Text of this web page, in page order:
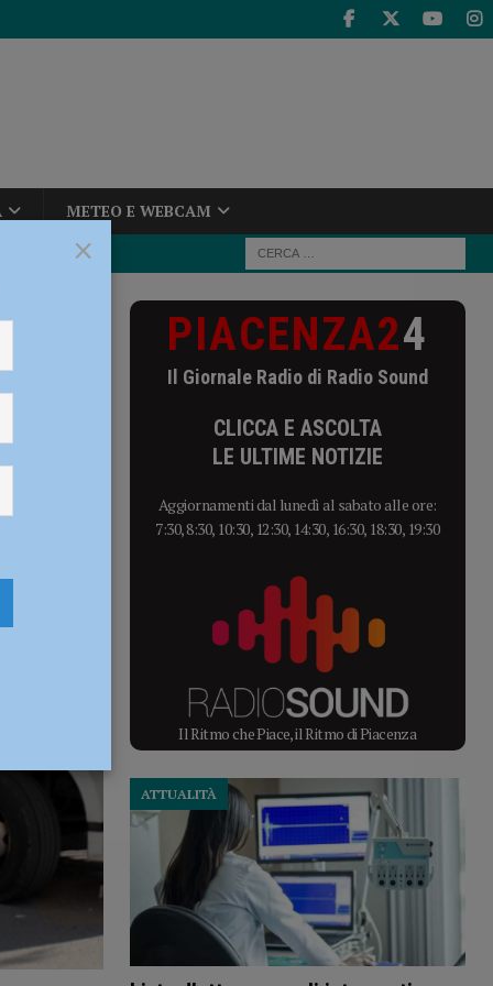
METEO E WEBCAM
dei
PIACENZA24
Il Giornale Radio di Radio Sound
CLICCA E ASCOLTA
LE ULTIME NOTIZIE
Aggiornamenti dal lunedì al sabato alle ore:
7:30, 8:30, 10:30, 12:30, 14:30, 16:30, 18:30, 19:30
Il Ritmo che Piace, il Ritmo di Piacenza
ATTUALITÀ
×